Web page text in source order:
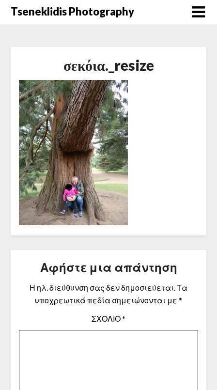
Μετάβαση
Tseneklidis Photography
σεκόια._resize
Αφήστε μια απάντηση
Η ηλ. διεύθυνση σας δεν δημοσιεύεται.Τα
υποχρεωτικά πεδία σημειώνονται με *
ΣΧΌΛΙΟ*